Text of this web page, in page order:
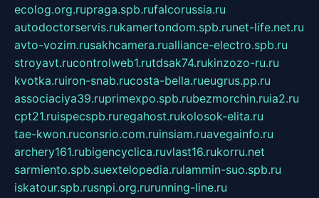
ecolog.org.rupraga.spb.rufalcorussia.ru
autodoctorservis.rukamertondom.spb.runet-life.net.ru
avto-vozim.rusakhcamera.rualliance-electro.spb.ru
stroyavt.rucontrolweb1.rutdsak74.rukinzozo-ru.ru
kvotka.ruiron-snab.rucosta-bella.rueugrus.pp.ru
associaciya39.ruprimexpo.spb.rubezmorchin.ruia2.ru
cpt21.ruispecspb.ruregahost.rukolosok-elita.ru
tae-kwon.ruconsrio.com.ruinsiam.ruavegainfo.ru
archery161.rubigencyclica.ruvlast16.rukorru.net
sarmiento.spb.suextelopedia.rulammin-suo.spb.ru
iskatour.spb.rusnpi.org.rurunning-line.ru